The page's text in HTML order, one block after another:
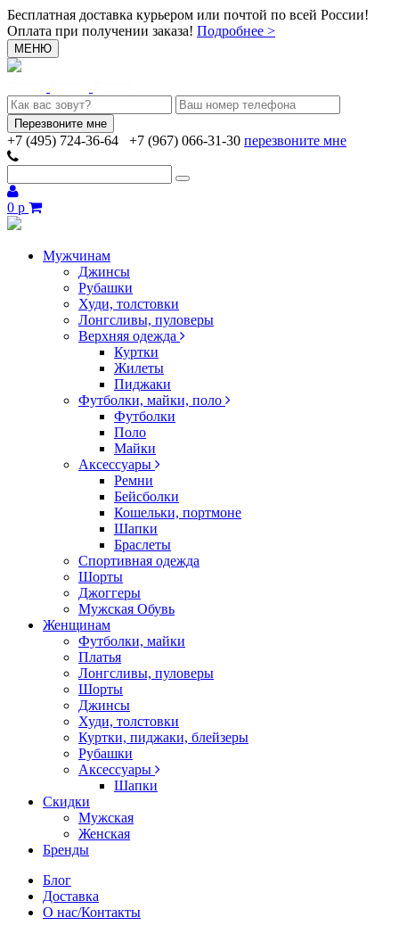
Бесплатная доставка курьером или почтой по всей России!
Оплата при получении заказа! Подробнее >
МЕНЮ
+7 (495) 724-36-64 +7 (967) 066-31-30 перезвоните мне
0 р
Мужчинам
Джинсы
Рубашки
Худи, толстовки
Лонгсливы, пуловеры
Верхняя одежда
Куртки
Жилеты
Пиджаки
Футболки, майки, поло
Футболки
Поло
Майки
Аксессуары
Ремни
Бейсболки
Кошельки, портмоне
Шапки
Браслеты
Спортивная одежда
Шорты
Джоггеры
Мужская Обувь
Женщинам
Футболки, майки
Платья
Лонгсливы, пуловеры
Шорты
Джинсы
Худи, толстовки
Куртки, пиджаки, блейзеры
Рубашки
Аксессуары
Шапки
Скидки
Мужская
Женская
Бренды
Блог
Доставка
О нас/Контакты